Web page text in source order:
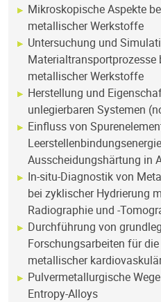
Mikroskopische Aspekte
metallischer Werkstoffe
Untersuchung und
metallischer Werkstoffe
Herstellung und
unlegierbaren Systemen
Einfluss von
Ausscheidungshärtung in
In-situ-Diagnostik von
bei zyklischer Hydrierung
Radiographie und -
Durchführung von
Forschungsarbeiten für
metallischer
Pulvermetallurgische
Entropy-Alloys